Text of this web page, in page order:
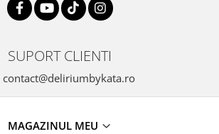
SUPORT CLIENTI
contact@deliriumbykata.ro
MAGAZINUL MEU